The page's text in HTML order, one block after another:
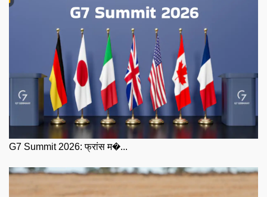
G7 Summit 2026: फ्रांस म�...